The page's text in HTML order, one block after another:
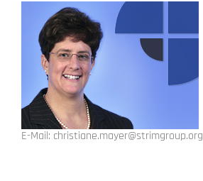
E-Mail: christiane.mayer@strimgroup.org